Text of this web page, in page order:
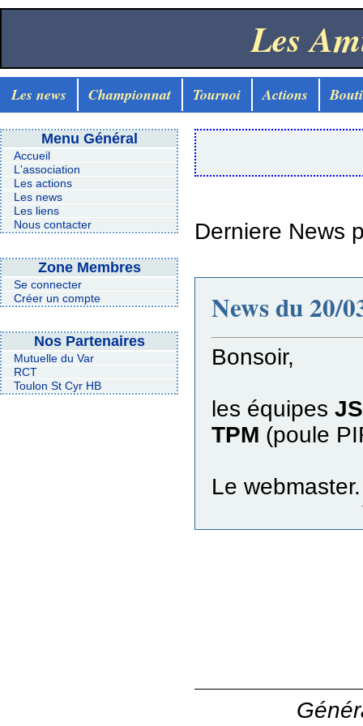
Les
Les news Championnat Tournoi Actions
Menu Général
Accueil
L'association
Les actions
Les news
Les liens
Nous contacter
Zone Membres
Se connecter
Créer un compte
Nos Partenaires
Mutuelle du Var
RCT
Toulon St Cyr HB
Derniere News
News du 20/
Bonsoir,
les équipes
TPM (poule
Le webmaster.